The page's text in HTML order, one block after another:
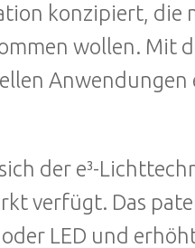
konzipiert, die
wollen. Mit
Anwendungen
der e³-
verfügt. Das
LED und